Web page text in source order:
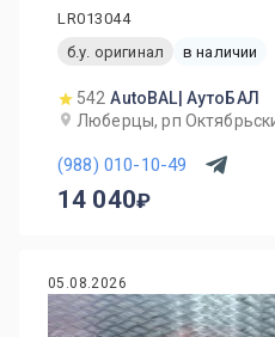
LR013044
б.у. оригинал
в наличии
542 AutoBAL| АутоБАЛ
Люберцы, рп
(988) 010-10-49
14 040
05.08.2026